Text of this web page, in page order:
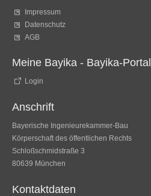
Impressum
Datenschutz
AGB
Meine Bayika - Bayika-Portal
Login
Anschrift
Bayerische Ingenieurekammer-Bau
Körperschaft des öffentlichen Rechts
Schloßschmidstraße 3
80639 München
Kontaktdaten